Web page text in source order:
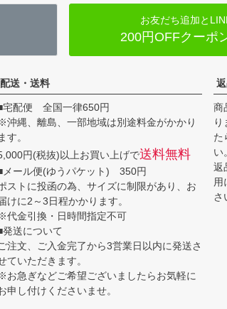
お友だち追加と
200円OFFクーポ
配送・送料
宅配便 全国一律650円
沖縄、離島、一部地域は別途料金がかかり
ます。
円(税抜)以上お買い上げで送料無料
メール便(ゆうパケット) 350円
ストに投函の為、サイズに制限があり、お
けに2～3日程かかります。
代金引換・日時間指定不可
発送について
注文、ご入金完了から3営業日以内に発送さ
ていただきます。
お急ぎなどご希望ございましたらお気軽に
申し付けくださいませ。
商
た
い。
返
用
さ